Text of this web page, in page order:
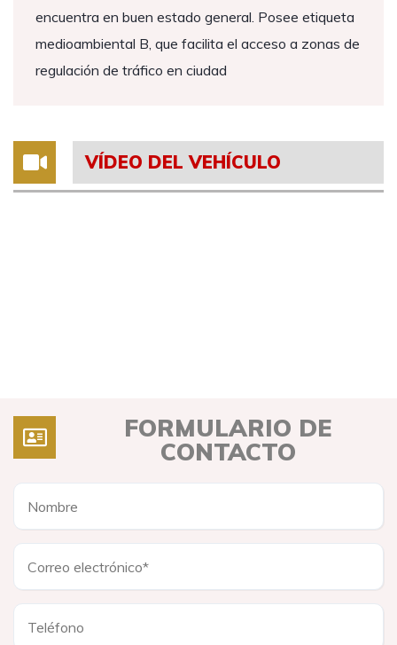
encuentra en buen estado general. Posee etiqueta
medioambiental B, que facilita el acceso a zonas de
regulación de tráfico en ciudad
VÍDEO DEL VEHÍCULO
FORMULARIO DE
CONTACTO